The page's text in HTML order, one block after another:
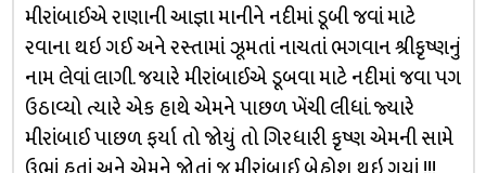
મીરાંબાઈએ રાણાની આજ્ઞા માનીને નદીમાં ડૂબી જવાં માટે
રવાના થઇ ગઈ અને રસ્તામાં ઝૂમતાં નાચતાં ભગવાન શ્રીકૃષ્ણનું
નામ લેવાં લાગી. જયારે મીરાંબાઈએ ડૂબવા માટે નદીમાં જવા પગ
ઉઠાવ્યો ત્યારે એક હાથે એમને પાછળ ખેંચી લીધાં. જ્યારે
મીરાંબાઈ પાછળ ફર્યા તો જોયું તો ગિરધારી કૃષ્ણ એમની સામે